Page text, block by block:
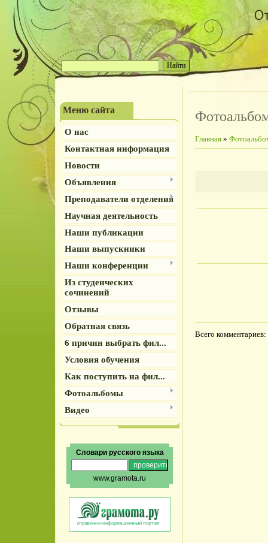
Меню сайта
О нас
Контактная информация
Новости
Объявления
Преподаватели отделения
Научная деятельность
Наши публикации
Наши выпускники
Наши конференции
Из студенческих
сочинений
Отзывы
Обратная связь
6 причин выбрать фил...
Условия обучения
Как поступить на фил...
Фотоальбомы
Видео
Словари русского языка
www.gramota.ru
Главная »
Всего комментариев: